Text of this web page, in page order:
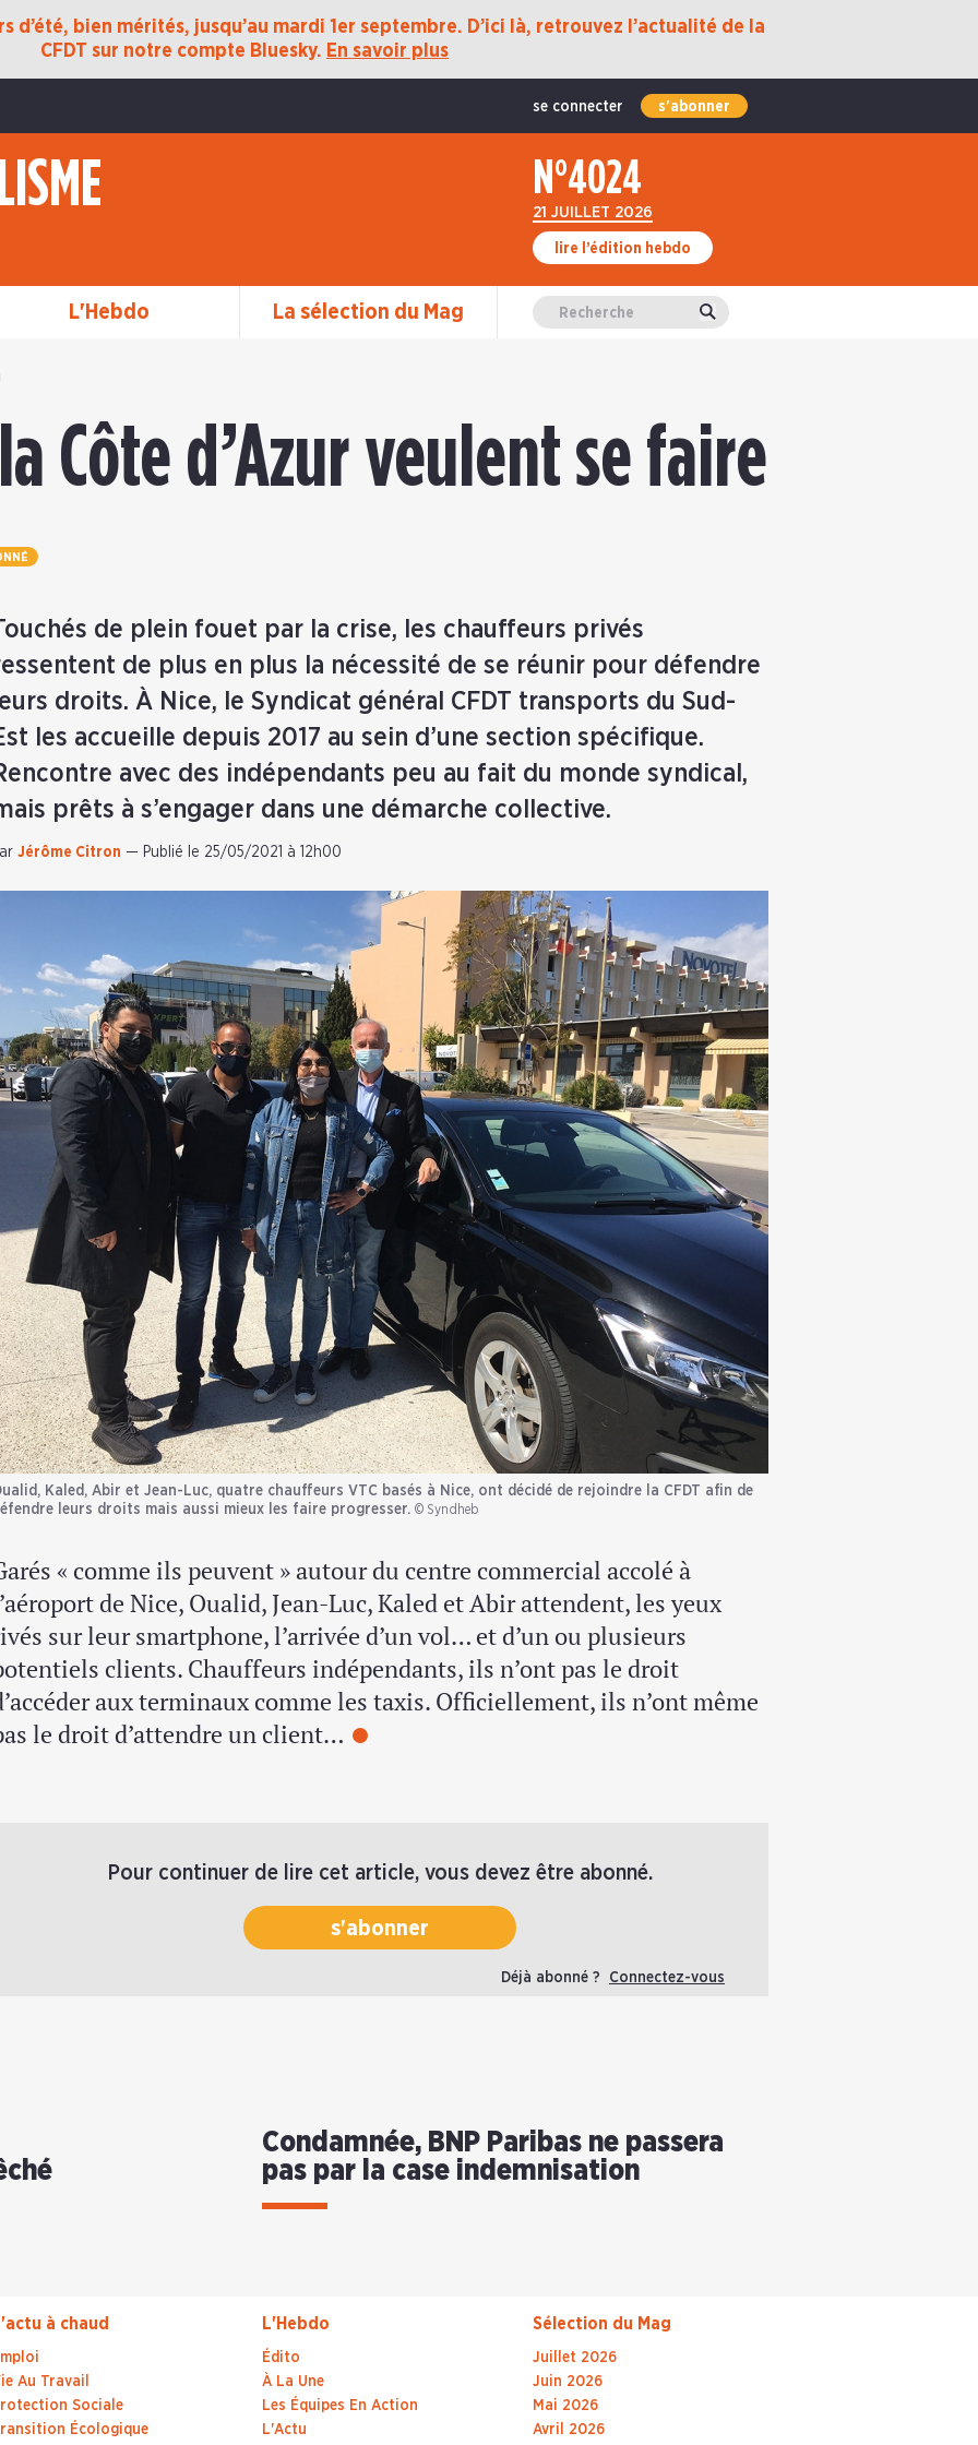
d’été, bien mérités, jusqu’au mardi 1er septembre. D’ici là, retrouvez l’actualité de la
CFDT sur notre compte Bluesky. En savoir plus
se connecter s'abonner
N°4024
21 JUILLET 2026
lire l’édition hebdo
L'Hebdo La sélection du Mag Valider
Côte d’Azur veulent se faire
de plein fouet par la crise, les chauffeurs privés
de plus en plus la nécessité de se réunir pour défendre
droits. À Nice, le Syndicat général CFDT transports du Sud-
les accueille depuis 2017 au sein d’une section spécifique.
avec des indépendants peu au fait du monde syndical,
prêts à s’engager dans une démarche collective.
Jérôme Citron — Publié le 25/05/2021 à 12h00
Kaled, Abir et Jean-Luc, quatre chauffeurs VTC basés à Nice, ont décidé de rejoindre la CFDT afin de
leurs droits mais aussi mieux les faire progresser. © Syndheb
« comme ils peuvent » autour du centre commercial accolé à
de Nice, Oualid, Jean-Luc, Kaled et Abir attendent, les yeux
sur leur smartphone, l’arrivée d’un vol… et d’un ou plusieurs
clients. Chauffeurs indépendants, ils n’ont pas le droit
aux terminaux comme les taxis. Officiellement, ils n’ont même
le droit d’attendre un client…
Pour continuer de lire cet article, vous devez être abonné.
s'abonner
Déjà abonné ? Connectez-vous
Condamnée, BNP Paribas ne passera
pas par la case indemnisation
à chaud
Au Travail
Sociale
Écologique
L'Hebdo
Édito
À La Une
Les Équipes En Action
L'Actu
Sélection du Mag
Juillet 2026
Juin 2026
Mai 2026
Avril 2026